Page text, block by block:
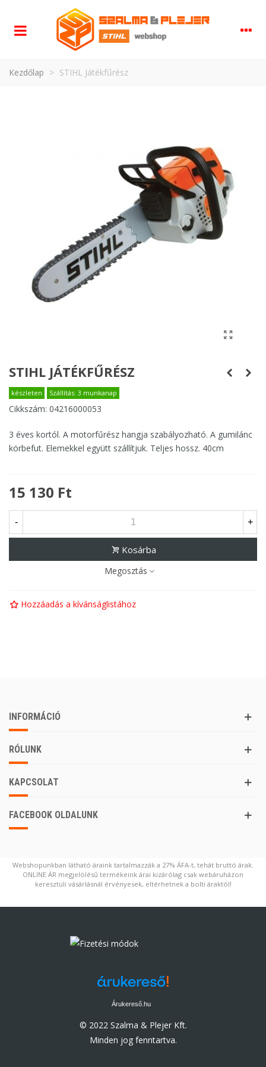
Kezdőlap > STIHL Játékfűrész
STIHL JÁTÉKFŰRÉSZ
készleten Szállítás: 3 munkanap
Cikkszám: 04216000053
3 éves kortól. A motorfűrész hangja szabályozható. A gumilánc
körbefut. Elemekkel együtt szállítjuk. Teljes hossz. 40cm
15 130 Ft
- +
Kosárba
Megosztás
Hozzáadás a kívánságlistához
INFORMÁCIÓ
RÓLUNK
KAPCSOLAT
FACEBOOK OLDALUNK
Webshopunkban látható áraink tartalmazzák a 27% ÁFA-t, tehát bruttó árak.
ONLINE ÁR megjelölésű termékeink árai kizárólag csak webáruházon
keresztüli vásárlásnál érvényesek, eltérhetnek a bolti áraktól!
Árukereső.hu
© 2022 Szalma & Plejer Kft.
Minden jog fenntartva.